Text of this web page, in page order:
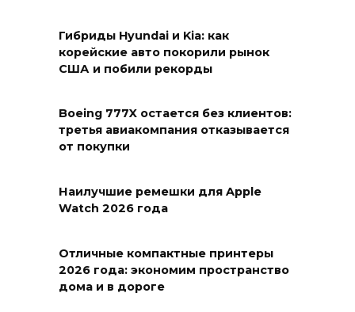
Гибриды Hyundai и Kia: как
корейские авто покорили рынок
США и побили рекорды
Boeing 777X остается без клиентов:
третья авиакомпания отказывается
от покупки
Наилучшие ремешки для Apple
Watch 2026 года
Отличные компактные принтеры
2026 года: экономим пространство
дома и в дороге